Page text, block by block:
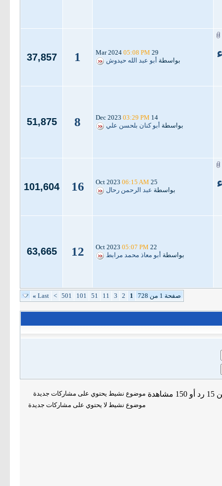
29 Mar 2024
05:08 PM
بواسطة أبو عبد الله حيدوش 1
37,857
14 Dec 2023
03:29 PM
بواسطة أبو كنان بلحسن علي 8
51,875
25 Oct 2023
06:15 AM
بواسطة عبد الرحمن رحال 16
101,604
22 Oct 2023
05:07 PM
بواسطة أبو معاذ محمد مرابط 12
63,665
صفحة 1 من 728 1
2
3
11
51
101
501
>
Last
»
موضوع نشيط يحتوي على مشاركات جديدة
موضوع نشيط لا يحتوي على مشاركات جديدة